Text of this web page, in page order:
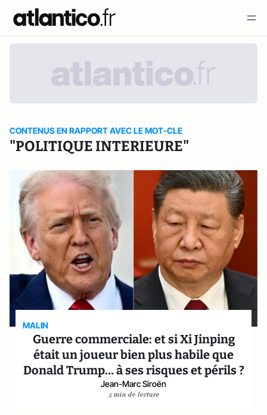
CONTENUS EN RAPPORT AVEC LE MOT-CLE
"POLITIQUE INTERIEURE"
MALIN
Guerre commerciale: et si Xi Jinping
était un joueur bien plus habile que
Donald Trump… à ses risques et périls ?
Jean-Marc Siroën
5 min de lecture